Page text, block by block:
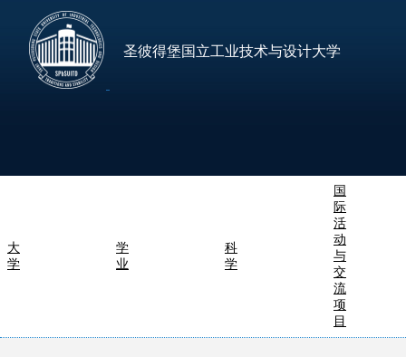
圣彼得堡国立工业技术与设计大学
大
学
学
业
科
学
国
际
活
动
与
交
流
项
目